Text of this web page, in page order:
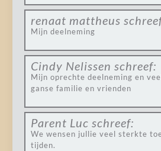
renaat mattheus
Mijn deelneming
Cindy Nelissen schreef:
Mijn oprechte deelneming en
ganse familie en vrienden
Parent Luc schreef:
We wensen jullie veel sterkte
tijden.